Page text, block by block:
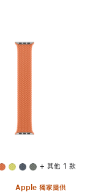
+ 其他 1 款
Apple 獨家提供